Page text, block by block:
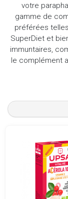
votre
gamme de
préférées
SuperDiet et
immuntaires,
le complément